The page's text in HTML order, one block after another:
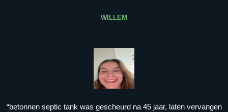
WILLEM
“betonnen septic tank was gescheurd na 45 jaar, laten vervangen